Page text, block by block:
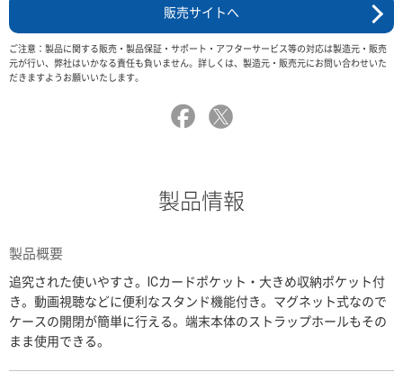
販売サイトへ
ご注意：製品に関する販売・製品保証・サポート・アフターサービス等の対応は製造元・販売
元が行い、弊社はいかなる責任も負いません。詳しくは、製造元・販売元にお問い合わせいた
だきますようお願いいたします。
製品情報
製品概要
追究された使いやすさ。ICカードポケット・大きめ収納ポケット付
き。動画視聴などに便利なスタンド機能付き。マグネット式なので
ケースの開閉が簡単に行える。端末本体のストラップホールもその
まま使用できる。